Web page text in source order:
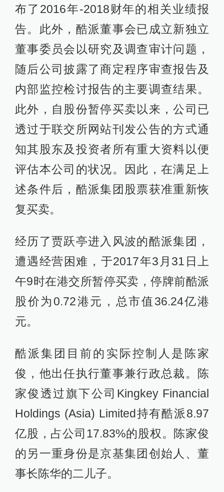
布了2016年-2018财年的相关业绩报
告。此外，酷派董事会已成立新独立
董事委员会以研究及调查审计问题，
随后公司披露了商定程序审查报告及
内部监控检讨报告的主要调查结果。
此外，自股份暂停买卖以来，公司已
透过于联交所网站刊发公告的方式通
知其股东及投资者所有重大资料以便
评估本公司的状况。因此，在满足上
述条件后，酷派集团股票获准重新恢
复买卖。
经历了贾跃亭进入风波的酷派集团，
遭遇经营困难，于2017年3月31日上
午9时在港交所暂停买卖，停牌前酷派
股价为0.72港元，总市值36.24亿港
元。
酷派集团目前的实际控制人是陈家
俊，他出任执行董事兼行政总裁。陈
家俊透过旗下公司Kingkey Financial
Holdings (Asia) Limited持有酷派8.97
亿股，占公司17.83%的股权。陈家俊
的另一重身份是京基集团创始人、董
事长陈华的二儿子。